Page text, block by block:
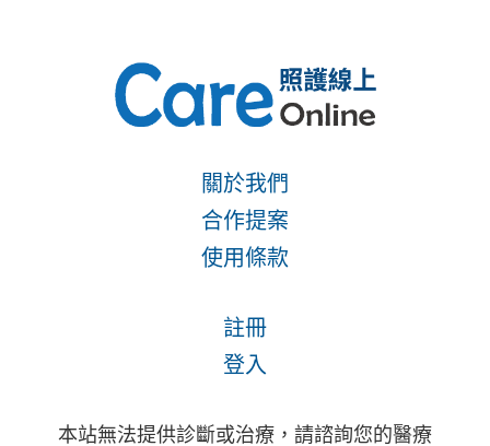
關於我們
合作提案
使用條款
註冊
登入
本站無法提供診斷或治療，請諮詢您的醫療